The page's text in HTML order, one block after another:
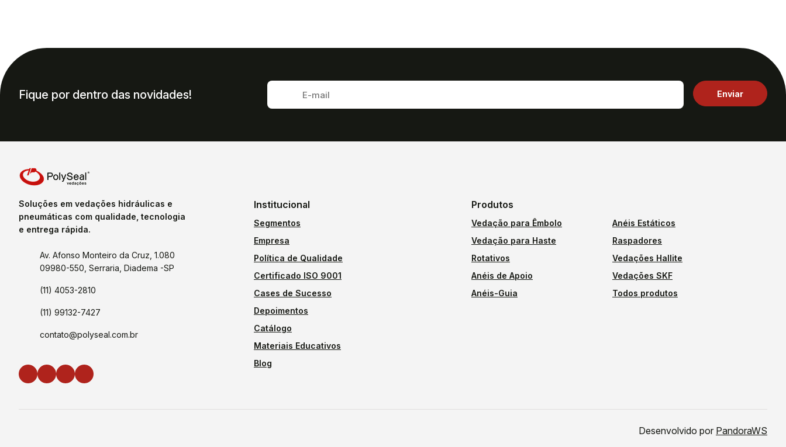
Fique por dentro das novidades!
Soluções em vedações hidráulicas e
pneumáticas com qualidade, tecnologia
e entrega rápida.
Av. Afonso Monteiro da Cruz, 1.080
09980-550, Serraria, Diadema -SP
(11) 4053-2810
(11) 99132-7427
contato@polyseal.com.br
Institucional
Segmentos
Empresa
Política de Qualidade
Certificado ISO 9001
Cases de Sucesso
Depoimentos
Catálogo
Materiais Educativos
Blog
Produtos
Vedação para Êmbolo
Vedação para Haste
Rotativos
Anéis de Apoio
Anéis-Guia
Anéis Estáticos
Raspadores
Vedações Hallite
Vedações SKF
Todos produtos
Desenvolvido por PandoraWS